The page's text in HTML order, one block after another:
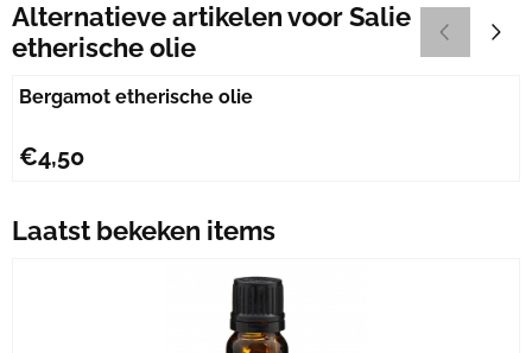
Alternatieve artikelen voorSalie
etherische olie
Bergamot etherische olie
Prijs: 4,50
€4,50
Laatst bekeken items